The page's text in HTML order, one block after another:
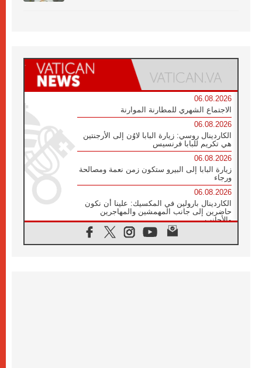
06.08.2026
الاجتماع الشهري للمطارنة الموارنة
06.08.2026
الكاردينال روسي: زيارة البابا لاوُن إلى الأرجنتين
هي تكريم للبابا فرنسيس
06.08.2026
زيارة البابا إلى البيرو ستكون زمن نعمة ومصالحة
ورجاء
06.08.2026
الكاردينال بارولين في المكسيك: علينا أن نكون
حاضرين إلى جانب المهمشين والمهاجرين
والأجانب
البابا لاوُن الرابع عشر للشباب في أسيزي: